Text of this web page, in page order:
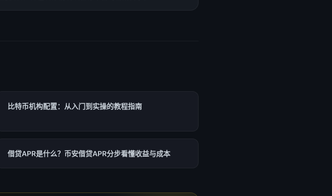
比特币机构配置：从入门到实操的教程指南
借贷APR是什么？币安借贷APR分步看懂收益与成本